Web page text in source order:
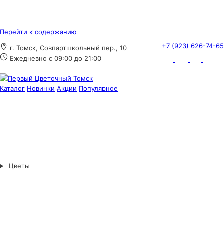
Перейти к содержанию
г. Томск, Совпартшкольный пер., 10
Ежедневно с 09:00 до 21:00
+7 (923) 626-74-65
Каталог Новинки Акции Популярное
Цветы